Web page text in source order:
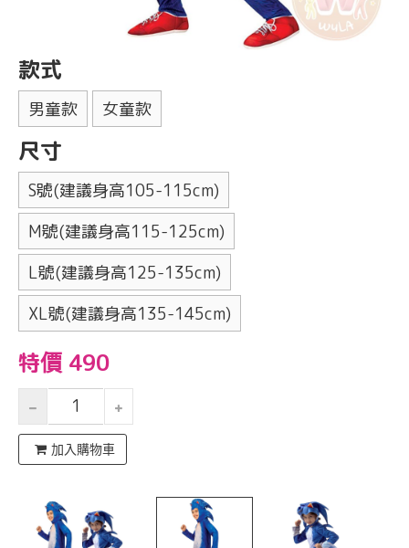
款式
男童款 女童款
尺寸
S號(建議身高105-115cm)
M號(建議身高115-125cm)
L號(建議身高125-135cm)
XL號(建議身高135-145cm)
特價 490
加入購物車